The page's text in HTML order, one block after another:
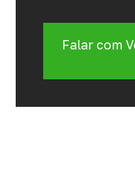
Falar com